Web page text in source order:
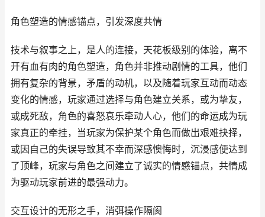
角色塑造的情感锚点，引发深度共情
技术与叙事之上，是人的连接，天花板级别的体验，离不
开有血有肉的角色塑造，角色并非推动剧情的工具，他们
拥有复杂的背景，矛盾的动机，以及随着玩家互动而动态
变化的情感，玩家通过选择与角色建立关系，或为挚友，
或成死敌，角色的喜怒哀乐牵动人心，他们的命运成为玩
家真正的牵挂，当玩家为保护某个角色而做出艰难抉择，
或因自己的失误导致其不幸而深感懊悔时，沉浸感便达到
了顶峰，玩家与角色之间建立了诚实的情感锚点，共情成
为驱动玩家前进的最强动力。
交互设计的无形之手，消弭操作隔阂